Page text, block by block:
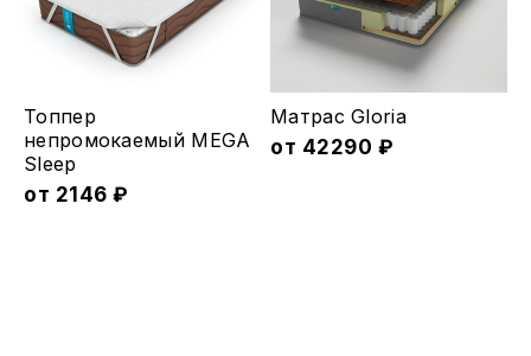
Этот
товар
имеет
несколько
Топпер
непромокаемый MEGA
Sleep
от 2146 ₽
Этот
товар
Матрас Gloria
от 42290 ₽